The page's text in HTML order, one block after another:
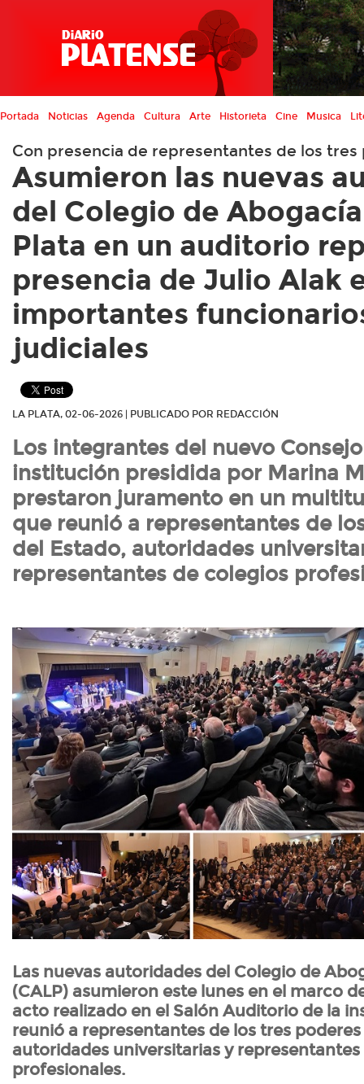
Portada Noticias Agenda Cultura Arte Historieta Cine Musica
Con presencia de representantes de los tres
Asumieron las nuevas
del Colegio de
Plata en un auditorio
presencia de Julio Alak
importantes
judiciales
LA PLATA, 02-06-2026 | PUBLICADO POR REDACCIÓN
Los integrantes del nuevo
institución presidida por Marina
prestaron juramento en un
que reunió a representantes de
del Estado, autoridades
representantes de colegios
Las nuevas autoridades del Colegio de
(CALP) asumieron este lunes en el marco
acto realizado en el Salón Auditorio de la
reunió a representantes de los tres
autoridades universitarias y
profesionales.